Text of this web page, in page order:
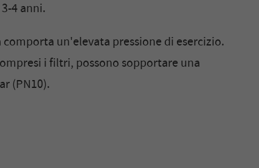
4 anni.
un'elevata pressione di esercizio.
i filtri, possono sopportare una
(PN10).